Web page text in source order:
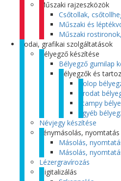
Műszaki rajzeszközök
Csőtollak,
Műszaki és
Műszaki
Irodai, grafikai szolgáltatások
Bélyegző készítése
Bélyegző gumilap
Bélyegzők és
Colop
Trodat
Stampy
Egyéb
Névjegy készítése
Fénymásolás, nyomtatás
Másolás,
Másolás,
Lézergravírozás
Digitalizálás